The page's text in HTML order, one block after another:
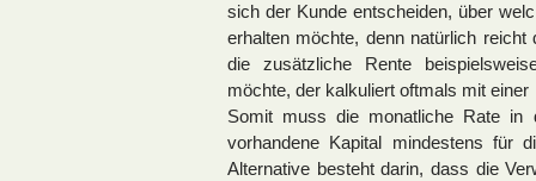
sich der Kunde entscheiden, über
erhalten möchte, denn natürlich
die zusätzliche Rente
möchte, der kalkuliert oftmals mit
Somit muss die monatliche Rate in
vorhandene Kapital mindestens für
Alternative besteht darin, dass die